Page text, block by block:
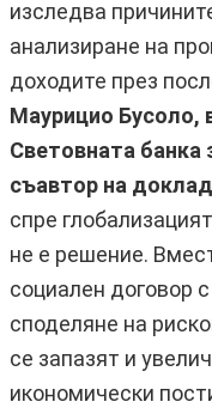
изследва
анализиране на
доходите през
Маурицио Бусоло,
Световната банка
съавтор на
спре
не е решение.
социален договор
споделяне на
се запазят и
икономически